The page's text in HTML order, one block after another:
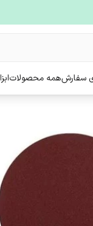
سفارشهمه محصولات